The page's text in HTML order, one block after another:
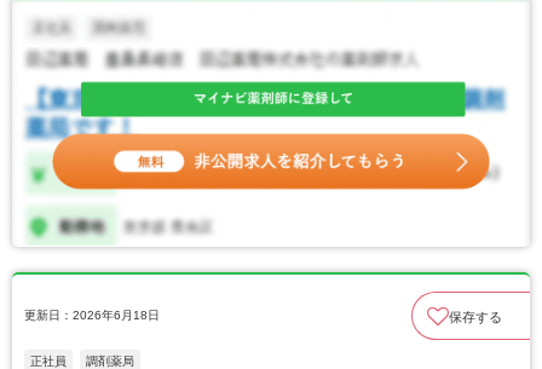
更新日：2026年6月18日 保存する
正社員 調剤薬局